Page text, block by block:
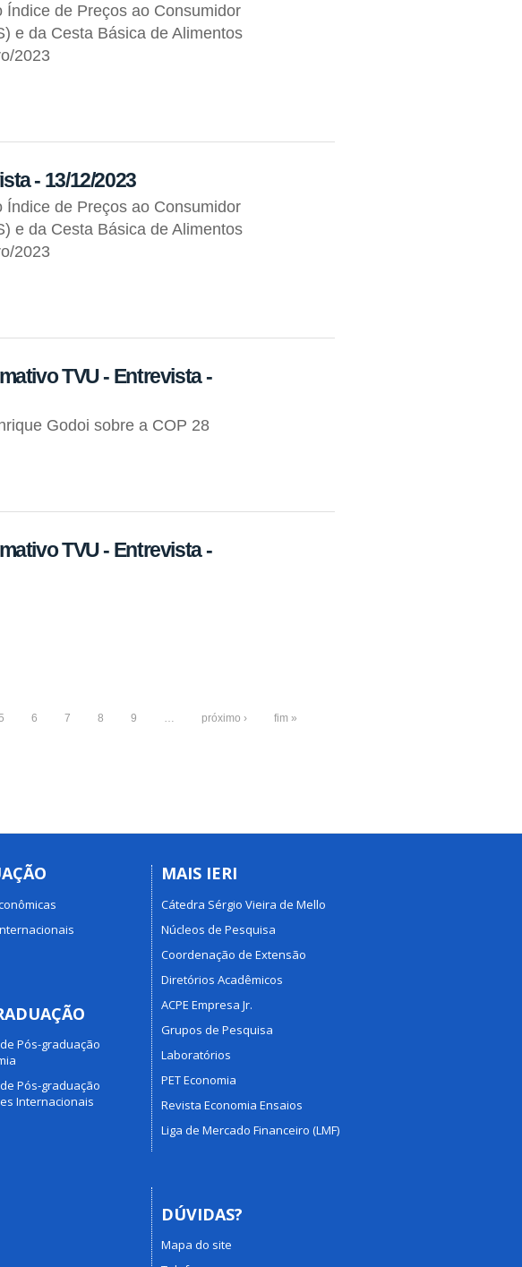
de Preços ao Consumidor
e da Cesta Básica de Alimentos
2023
- 13/12/2023
de Preços ao Consumidor
e da Cesta Básica de Alimentos
2023
TVU - Entrevista -
Godoi sobre a COP 28
TVU - Entrevista -
6 7 8 9 … próximo › fim »
Pós-graduação
Pós-graduação
Internacionais
MAIS IERI
Cátedra Sérgio Vieira de Mello
Núcleos de Pesquisa
Coordenação de Extensão
Diretórios Acadêmicos
ACPE Empresa Jr.
Grupos de Pesquisa
Laboratórios
PET Economia
Revista Economia Ensaios
Liga de Mercado Financeiro (LMF)
DÚVIDAS?
Mapa do site